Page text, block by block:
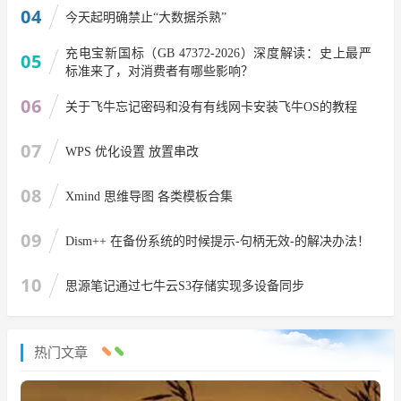
04 今天起明确禁止“大数据杀熟”
05
充电宝新国标（GB 47372-2026）深度解读：史上最严
标准来了，对消费者有哪些影响？
06 关于飞牛忘记密码和没有有线网卡安装飞牛OS的教程
07 WPS 优化设置 放置串改
08 Xmind 思维导图 各类模板合集
09 Dism++ 在备份系统的时候提示-句柄无效-的解决办法！
10 思源笔记通过七牛云S3存储实现多设备同步
热门文章